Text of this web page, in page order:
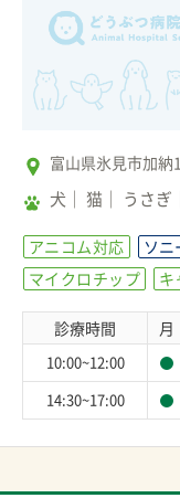
富山県氷見市加納
犬 猫 うさぎ
アニコム対応 ソ
マイクロチップ
キ
診療時間 月
10:00~12:00
14:30~17:00